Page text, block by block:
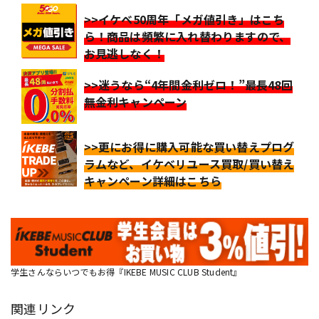
>>イケベ50周年「メガ値引き」はこち
ら！商品は頻繁に入れ替わりますので、
お見逃しなく！
>>迷うなら“4年間金利ゼロ！”最長48回
無金利キャンペーン
>>更にお得に購入可能な買い替えプログ
ラムなど、イケベリユース買取/買い替え
キャンペーン詳細はこちら
学生さんならいつでもお得『IKEBE MUSIC CLUB Student』
関連リンク